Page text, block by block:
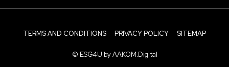
TERMS AND CONDITIONS PRIVACY POLICY SITEMAP
© ESG4U by AAKOM.Digital